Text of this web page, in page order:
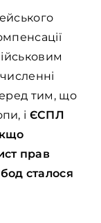
тим, що
і ЄСПЛ
прав
сталося